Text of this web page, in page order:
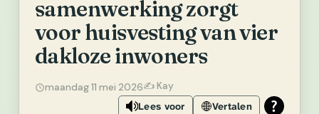
samenwerking zorgt
voor huisvesting van vier
dakloze inwoners
maandag 11 mei 2026✍️ Kay
Lees voor Vertalen